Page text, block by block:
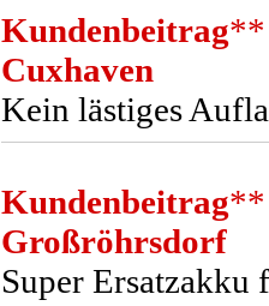
Kundenbeitrag**
Cuxhaven
Kein lästiges
Kundenbeitrag**
Großröhrsdorf
Super